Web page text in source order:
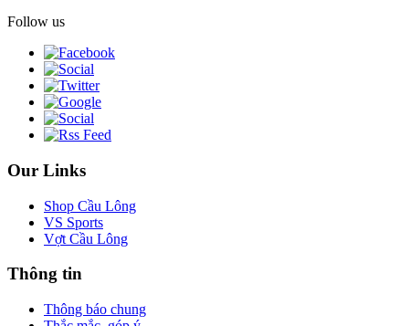
Follow us
Our Links
Shop Cầu Lông
VS Sports
Vợt Cầu Lông
Thông tin
Thông báo chung